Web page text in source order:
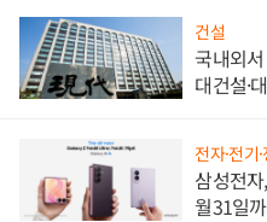
건설
국내외
대건설·
전자·전기
삼성전
월31일